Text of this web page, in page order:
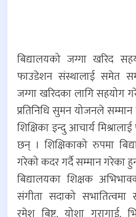
बिद्यालयको जग्गा खरिद
फाउडेशन संस्थालाई समेत
जग्गा खरिदका लागि सहयोग
प्रतिनिधि सुमन योजनले
शिक्षिका इन्दु आचार्य
छन् । शिक्षिकाको रुपमा
गरेको कदर गर्दै सम्मान गरेका
बिद्यालयका शिक्षक
संगीता सदाको सभातित्वमा